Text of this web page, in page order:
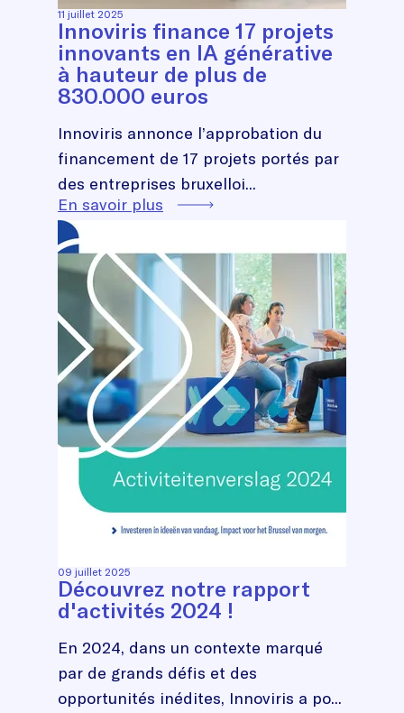
11 juillet 2025
Innoviris finance 17 projets
innovants en IA générative
à hauteur de plus de
830.000 euros
Innoviris annonce l’approbation du
financement de 17 projets portés par
des entreprises bruxelloi...
En savoir plus
09 juillet 2025
Découvrez notre rapport
d'activités 2024 !
En 2024, dans un contexte marqué
par de grands défis et des
opportunités inédites, Innoviris a po...